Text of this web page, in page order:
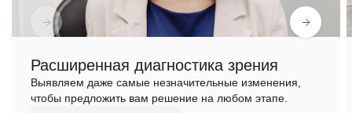
Расширенная диагностика зрения
Выявляем даже самые незначительные изменения,
чтобы предложить вам решение на любом этапе.